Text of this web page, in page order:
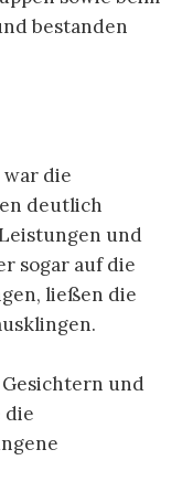
bestanden
war die
deutlich
und
sogar auf die
ließen die
und
die